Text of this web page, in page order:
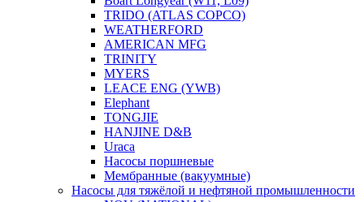
TRIDO (ATLAS COPCO)
WEATHERFORD
AMERICAN MFG
TRINITY
MYERS
LEACE ENG (YWB)
Elephant
TONGJIE
HANJINE D&B
Uraca
Насосы поршневые
Мембранные (вакуумные)
Насосы для тяжёлой и нефтяной промышленности